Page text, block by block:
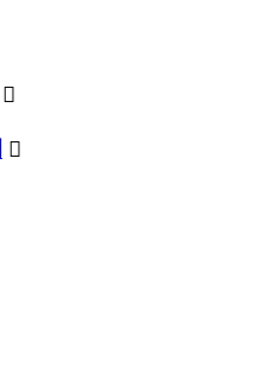

